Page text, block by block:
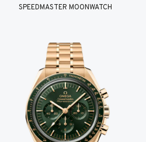
SPEEDMASTER MOONWATCH